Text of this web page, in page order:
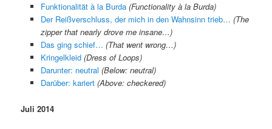
Funktionalität à la Burda (Functionality à la Burda)
Der Reißverschluss, der mich in den Wahnsinn trieb… (The
zipper that nearly drove me insane…)
Das ging schief… (That went wrong…)
Kringelkleid (Dress of Loops)
Darunter: neutral (Below: neutral)
Darüber: kariert (Above: checkered)
Juli 2014